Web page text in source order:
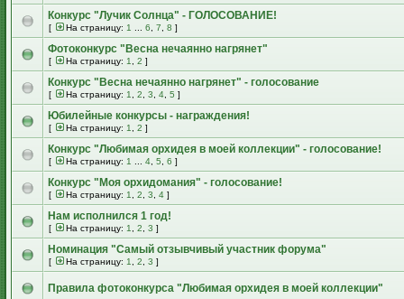
Конкурс "Лучик Солнца" - ГОЛОСОВАНИЕ!
[ На страницу: 1 6 7 8 ]
Фотоконкурс "Весна нечаянно нагрянет"
[ На страницу: 1 2 ]
Конкурс "Весна нечаянно нагрянет" - голосование
[ На страницу: 1 2 3 4 5 ]
Юбилейные конкурсы - награждения!
[ На страницу: 1 2 ]
Конкурс "Любимая орхидея в моей коллекции" - голосование!
[ На страницу: 1 4 5 6 ]
Конкурс "Моя орхидомания" - голосование!
[ На страницу: 1 2 3 4 ]
Нам исполнился 1 год!
[ На страницу: 1 2 3 ]
Номинация "Самый отзывчивый участник форума"
[ На страницу: 1 2 3 ]
Правила фотоконкурса "Любимая орхидея в моей коллекции"